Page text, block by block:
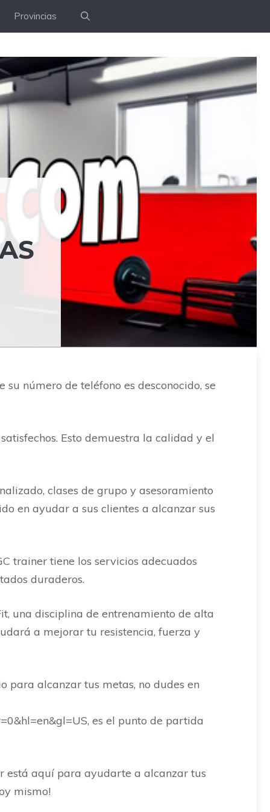
Provincias
número de teléfono es desconocido, se
Esto demuestra la calidad y el
clases de grupo y asesoramiento
en ayudar a sus clientes a alcanzar sus
trainer tiene los servicios adecuados
duraderos.
una disciplina de entrenamiento de alta
a mejorar tu resistencia, fuerza y
para alcanzar tus metas, no dudes en
es el punto de partida
está aquí para ayudarte a alcanzar tus
mismo!